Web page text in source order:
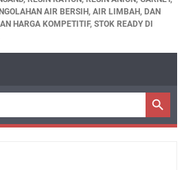
AIR BERSIH, AIR LIMBAH, DAN
HARGA KOMPETITIF, STOK READY DI